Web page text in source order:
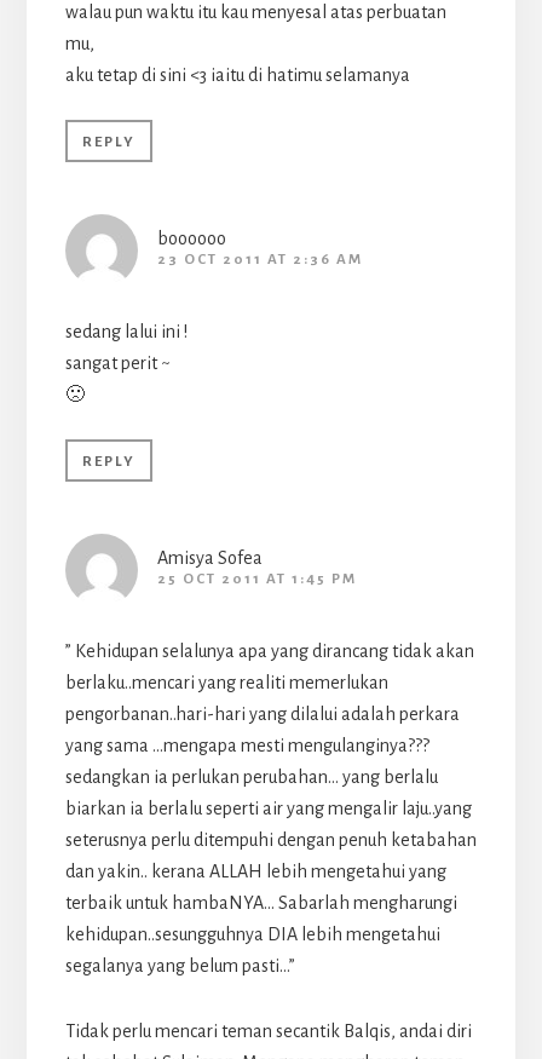
walau pun waktu itu kau menyesal atas perbuatan
mu,
aku tetap di sini <3 iaitu di hatimu selamanya
REPLY
boooooo
23 OCT 2011 AT 2:36 AM
sedang lalui ini !
sangat perit ~
🙁
REPLY
Amisya Sofea
25 OCT 2011 AT 1:45 PM
” Kehidupan selalunya apa yang dirancang tidak akan
berlaku..mencari yang realiti memerlukan
pengorbanan..hari-hari yang dilalui adalah perkara
yang sama …mengapa mesti mengulanginya???
sedangkan ia perlukan perubahan… yang berlalu
biarkan ia berlalu seperti air yang mengalir laju..yang
seterusnya perlu ditempuhi dengan penuh ketabahan
dan yakin.. kerana ALLAH lebih mengetahui yang
terbaik untuk hambaNYA… Sabarlah mengharungi
kehidupan..sesungguhnya DIA lebih mengetahui
segalanya yang belum pasti…”
Tidak perlu mencari teman secantik Balqis, andai diri